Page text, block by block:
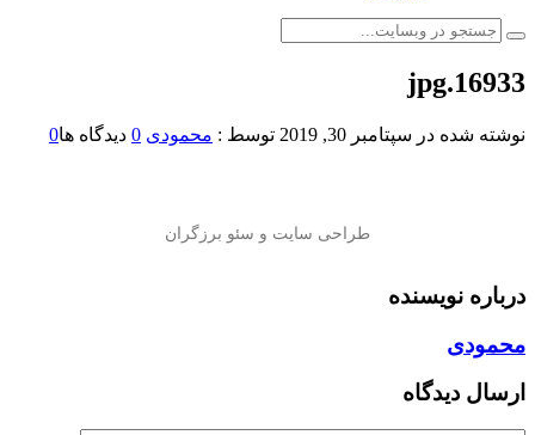
16933.jpg
نوشته شده در سپتامبر 30, 2019 توسط : محمودی 0 دیدگاه ها0
درباره نویسنده
محمودی
ارسال دیدگاه